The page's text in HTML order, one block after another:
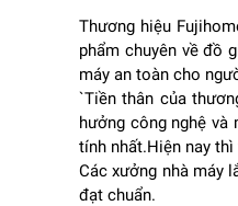
thiện bằng
Thiết kế inox
Quán cà phê,
Bề mặt máy
Thương hiệu
phẩm chuyên về đồ
máy an toàn cho
`Tiền thân của
hưởng công nghệ
tính nhất.Hiện nay
Các xưởng nhà máy
đạt chuẩn.